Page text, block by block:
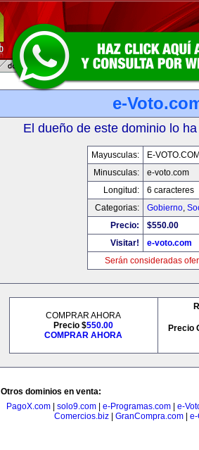
e-
El dueño de este dominio lo
Mayusculas:
E-
Minusculas:
e-voto.com
Longitud:
6 caracteres
Categorias:
Gobierno,
Precio:
$550.00
Visitar!
e-voto.com
Serán consideradas
COMPRAR AHORA
Precio $550.00
COMPRAR AHORA
Precio
Otros dominios en venta:
PagoX.com
solo9.com e-Programas.com
e-
Comercios.biz| GranCompra.com| e-